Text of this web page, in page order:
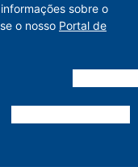
sobre o
o nosso Portal de